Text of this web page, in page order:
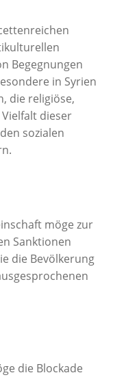
Begegnungen
in Syrien
die religiöse,
dieser
sozialen
möge zur
Sanktionen
die Bevölkerung
die Blockade